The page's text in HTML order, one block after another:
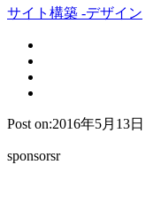
サイト構築 -デザイン
Post on:2016年5月13日
sponsorsr